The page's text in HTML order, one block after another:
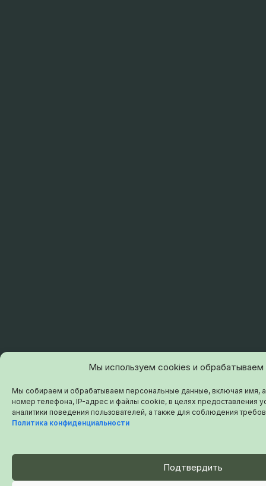
Мы используем cookies и обрабатываем
Мы собираем и обрабатываем персональные данные, включая имя,
номер телефона, IP-адрес и файлы cookie, в целях предоставления
аналитики поведения пользователей, а также для соблюдения
Политика конфиденциальности
Подтвердить